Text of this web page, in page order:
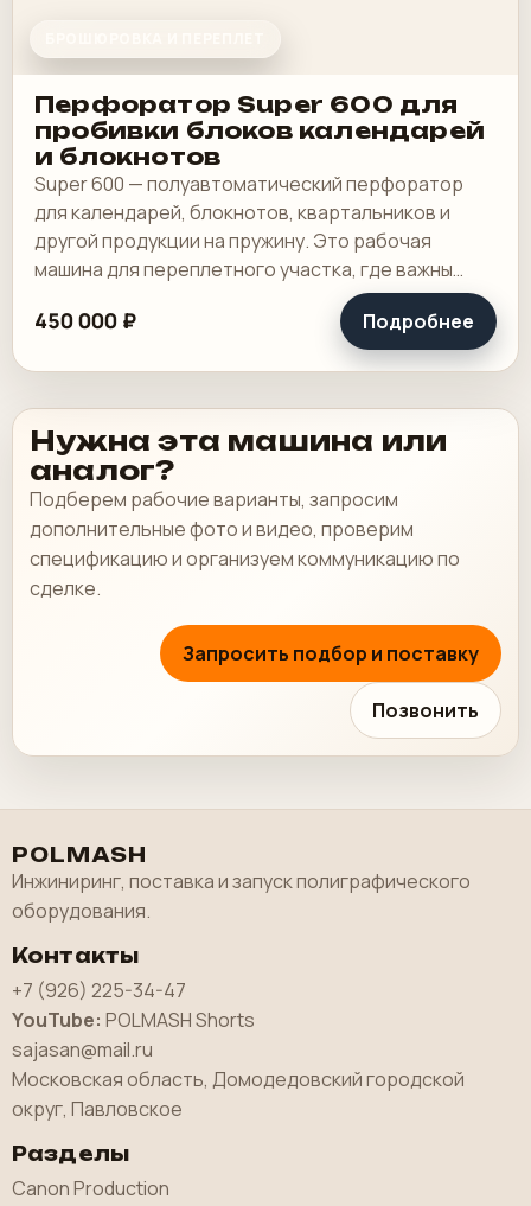
Перфоратор Super 600 для
пробивки блоков календарей
и блокнотов
Super 600 — полуавтоматический перфоратор
для календарей, блокнотов, квартальников и
другой продукции на пружину. Это рабочая
машина для переплетного участка, где важны
широкая зона пробивки, быстрая смена
инструмента и.
450 000 ₽ Подробнее
Нужна эта машина или
аналог?
Подберем рабочие варианты, запросим
дополнительные фото и видео, проверим
спецификацию и организуем коммуникацию по
сделке.
Запросить подбор и поставку
Позвонить
POLMASH
Инжиниринг, поставка и запуск полиграфического
оборудования.
Контакты
+7 (926) 225-34-47
YouTube: POLMASH Shorts
sajasan@mail.ru
Московская область, Домодедовский городской
округ, Павловское
Разделы
Canon Production